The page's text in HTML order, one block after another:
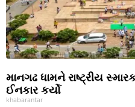
માનગઢ ધામને રાષ્ટ્રીય
ઈનકાર કર્યો
khabarantar